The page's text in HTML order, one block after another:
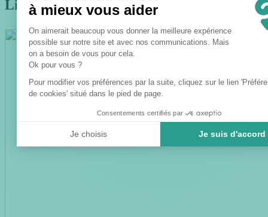
à mieux vous aider
Plateforme de Gestion du
On aimerait beaucoup vous donner la meilleure expérience
possible sur notre site et avec nos communications. Mais
on a besoin de vous pour cela.
Ok pour vous ?
Pour modifier vos préférences par la suite, cliquez sur le lien
de cookies' situé dans le pied de page.
Consentements certifiés par
Je choisis Je suis d'accord
Lifestyle